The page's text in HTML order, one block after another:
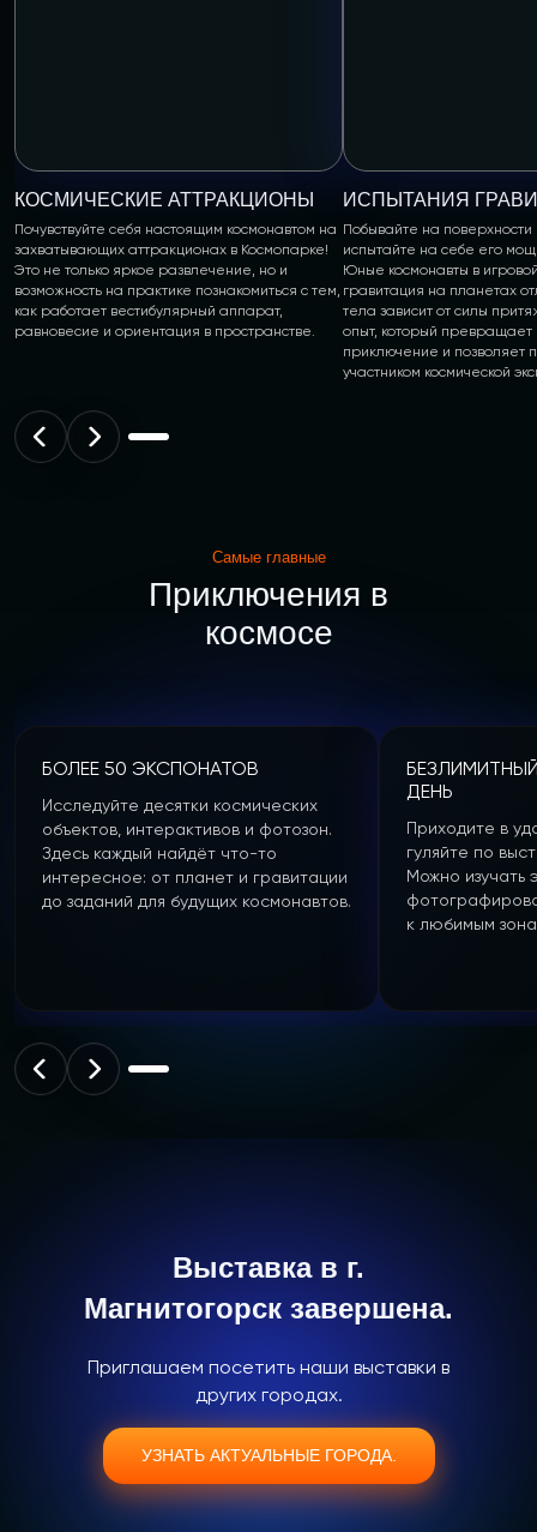
КОСМИЧЕСКИЕ АТТРАКЦИОНЫ
Почувствуйте себя настоящим космонавтом на
захватывающих аттракционах в Космопарке!
Это не только яркое развлечение, но и
возможность на практике познакомиться с тем,
как работает вестибулярный аппарат,
равновесие и ориентация в пространстве.
ИСПЫТАНИЯ
Побывайте на
испытайте на себе его
Юные космонавты в
гравитация на планетах
тела зависит от силы
опыт, который превращает
приключение и позволяет
участником космической
Самые главные
Приключения в
космосе
БОЛЕЕ 50 ЭКСПОНАТОВ
Исследуйте десятки космических
объектов, интерактивов и фотозон.
Здесь каждый найдёт что-то
интересное: от планет и гравитации
до заданий для будущих космонавтов.
ДЕНЬ
Приходите в
гуляйте по
Можно изучать
к любимым
Выставка в г.
Магнитогорск завершена.
Приглашаем посетить наши выставки в
других городах.
УЗНАТЬ АКТУАЛЬНЫЕ ГОРОДА.